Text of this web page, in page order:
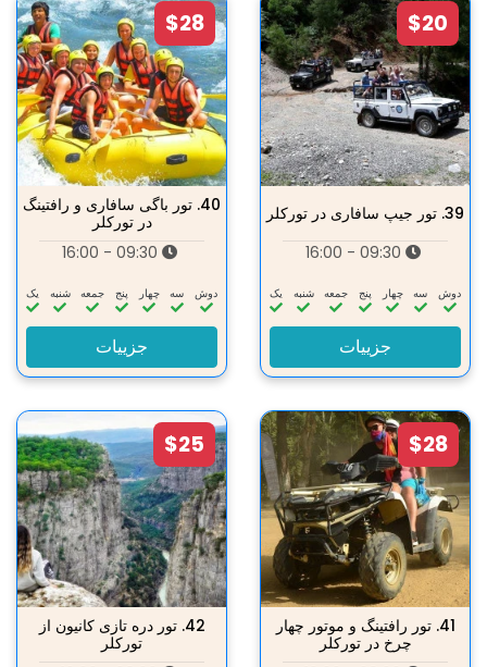
$20
39. تور جیپ سافاری در تورکلر
دوش سه‌ چهار پنج جمعه شنبه یک
جزییات
$28
40. تور باگی سافاری و رافتینگ
در تورکلر
دوش سه‌ چهار پنج جمعه شنبه یک
جزییات
$28
41. تور رافتینگ و موتور چهار
چرخ در تورکلر
$25
42. تور دره تازی کانیون از
تورکلر